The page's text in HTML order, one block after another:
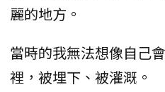
麗的地方。
當時的我無法想像自己
裡，被埋下、被灌溉。